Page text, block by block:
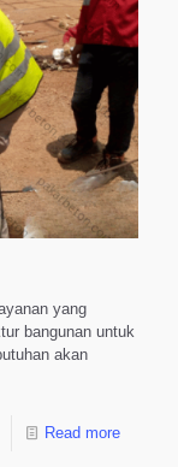
yang
bangunan untuk
akan
Read more